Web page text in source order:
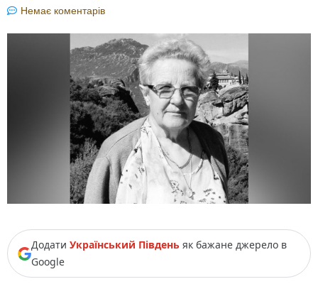
Немає коментарів
Додати Український Південь як бажане джерело в
Google